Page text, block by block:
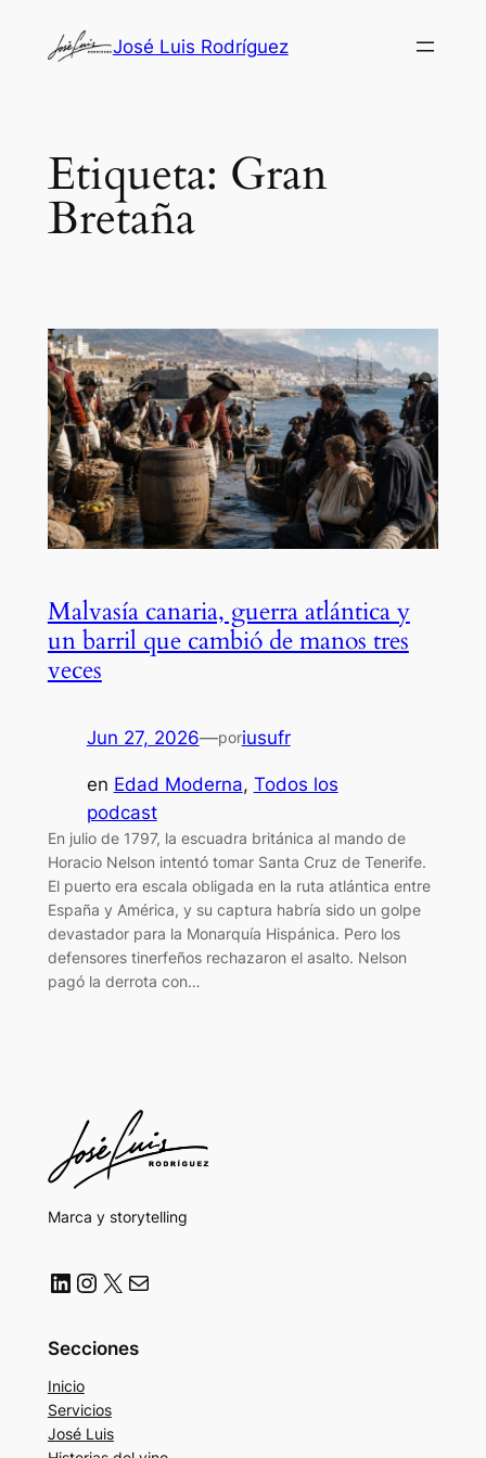
José Luis Rodríguez
Etiqueta: Gran
Bretaña
Malvasía canaria, guerra atlántica y
un barril que cambió de manos tres
veces
Jun 27, 2026—poriusufr
en Edad Moderna, Todos los
podcast
En julio de 1797, la escuadra británica al mando de
Horacio Nelson intentó tomar Santa Cruz de Tenerife.
El puerto era escala obligada en la ruta atlántica entre
España y América, y su captura habría sido un golpe
devastador para la Monarquía Hispánica. Pero los
defensores tinerfeños rechazaron el asalto. Nelson
pagó la derrota con…
Marca y storytelling
LinkedIn Instagram X Correo electrónico
Secciones
Inicio
Servicios
José Luis